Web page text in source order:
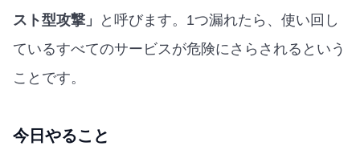
スト型攻撃」
と呼びます。1つ漏れたら、使い回し
ているすべてのサービスが危険にさらされるという
ことです。
今日やること